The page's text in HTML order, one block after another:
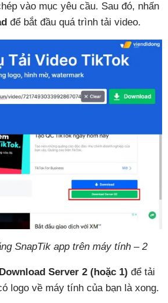
vào mục yêu cầu. Sau đó, nhấn
để bắt đầu quá trình tải video.
SnapTik app trên máy tính – 2
Download Server 2 (hoặc 1) để tải
logo về máy tính của bạn là xong.